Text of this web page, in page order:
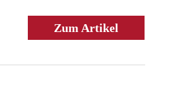
Zum Artikel